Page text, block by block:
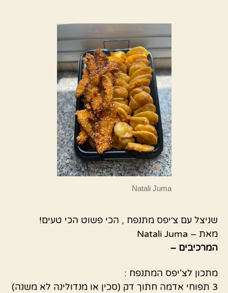
Natali Juma
שניצל עם צ׳יפס מתנפח , הכי פשוט הכי טעים!
מאת – Natali Juma
המרכיבים –
מתכון לצ'יפס המתנפח :
3 תפוחי אדמה חתוך דק (סכין או מנדולינה לא משנה)